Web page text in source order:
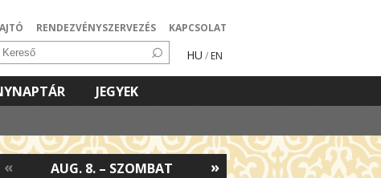
RENDEZVÉNYSZERVEZÉS KAPCSOLAT
HU / EN
JEGYEK
»
AUG. 8. – SZOMBAT
«